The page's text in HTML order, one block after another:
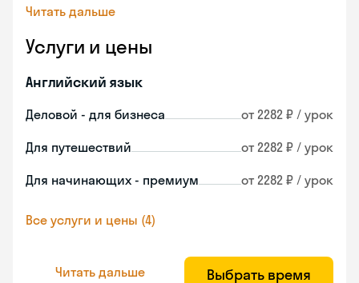
Читать дальше
Услуги и цены
Английский язык
Деловой - для бизнеса от 2282 ₽ / урок
Для путешествий от 2282 ₽ / урок
Для начинающих - премиум от 2282 ₽ / урок
Все услуги и цены (4)
Читать дальше Выбрать время